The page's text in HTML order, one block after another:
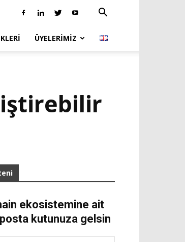
ÜYELERIMIZ
ekosistemine ait
kutunuza gelsin